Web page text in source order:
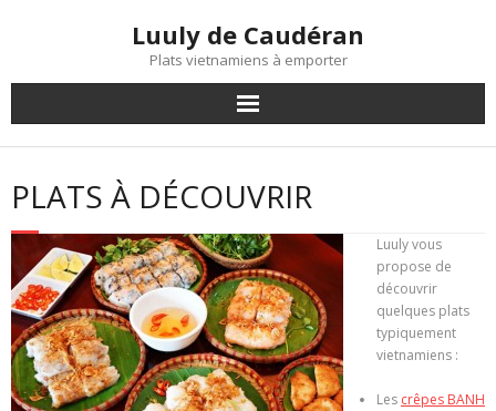
Luuly de Caudéran
Plats vietnamiens à emporter
PLATS À DÉCOUVRIR
Luuly vous
propose de
découvrir
quelques plats
typiquement
vietnamiens :
Les crêpes BANH